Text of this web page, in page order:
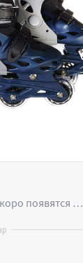
появятся …